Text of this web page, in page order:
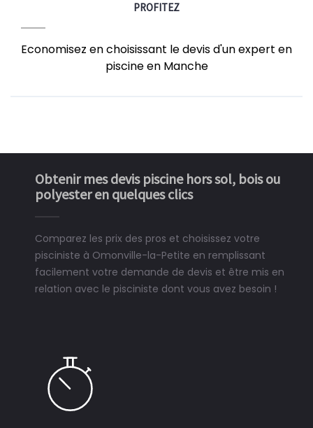
PROFITEZ
Economisez en choisissant le devis d'un expert en
piscine en Manche
Obtenir mes devis piscine hors sol, bois ou
polyester en quelques clics
Comparez les prix des pros et choisissez votre
pisciniste à Omonville-la-Petite en remplissant
facilement votre demande de devis et être mis en
relation avec le pisciniste dont vous avez besoin !